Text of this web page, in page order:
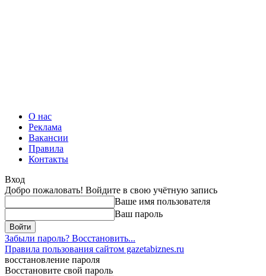
О нас
Реклама
Вакансии
Правила
Контакты
Вход
Добро пожаловать! Войдите в свою учётную запись
Ваше имя пользователя
Ваш пароль
Забыли пароль? Восстановить...
Правила пользования сайтом gazetabiznes.ru
восстановление пароля
Восстановите свой пароль